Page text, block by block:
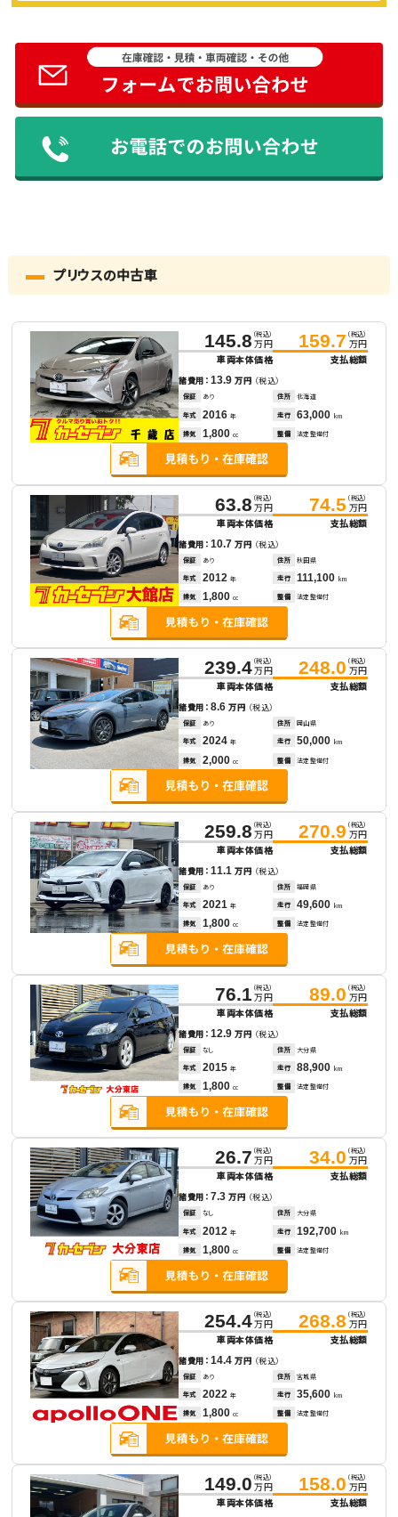
プリウスの中古車
145.8 （税込）
万円
車両本体価格
159.7 （税込）
万円
支払総額
諸費用：13.9万円 （税込）
保証 あり 住所 北海道
年式 2016 年 走行 63,000 km
排気 1,800 cc 整備 法定整備付
63.8 （税込）
万円
車両本体価格
74.5 （税込）
万円
支払総額
諸費用：10.7万円 （税込）
保証 あり 住所 秋田県
年式 2012 年 走行 111,100 km
排気 1,800 cc 整備 法定整備付
239.4 （税込）
万円
車両本体価格
248.0 （税込）
万円
支払総額
諸費用：8.6万円 （税込）
保証 あり 住所 岡山県
年式 2024 年 走行 50,000 km
排気 2,000 cc 整備 法定整備付
259.8 （税込）
万円
車両本体価格
270.9 （税込）
万円
支払総額
諸費用：11.1万円 （税込）
保証 あり 住所 福岡県
年式 2021 年 走行 49,600 km
排気 1,800 cc 整備 法定整備付
76.1 （税込）
万円
車両本体価格
89.0 （税込）
万円
支払総額
諸費用：12.9万円 （税込）
保証 なし 住所 大分県
年式 2015 年 走行 88,900 km
排気 1,800 cc 整備 法定整備付
26.7 （税込）
万円
車両本体価格
34.0 （税込）
万円
支払総額
諸費用：7.3万円 （税込）
保証 なし 住所 大分県
年式 2012 年 走行 192,700 km
排気 1,800 cc 整備 法定整備付
254.4 （税込）
万円
車両本体価格
268.8 （税込）
万円
支払総額
諸費用：14.4万円 （税込）
保証 あり 住所 宮城県
年式 2022 年 走行 35,600 km
排気 1,800 cc 整備 法定整備付
149.0 （税込）
万円
車両本体価格
158.0 （税込）
万円
支払総額